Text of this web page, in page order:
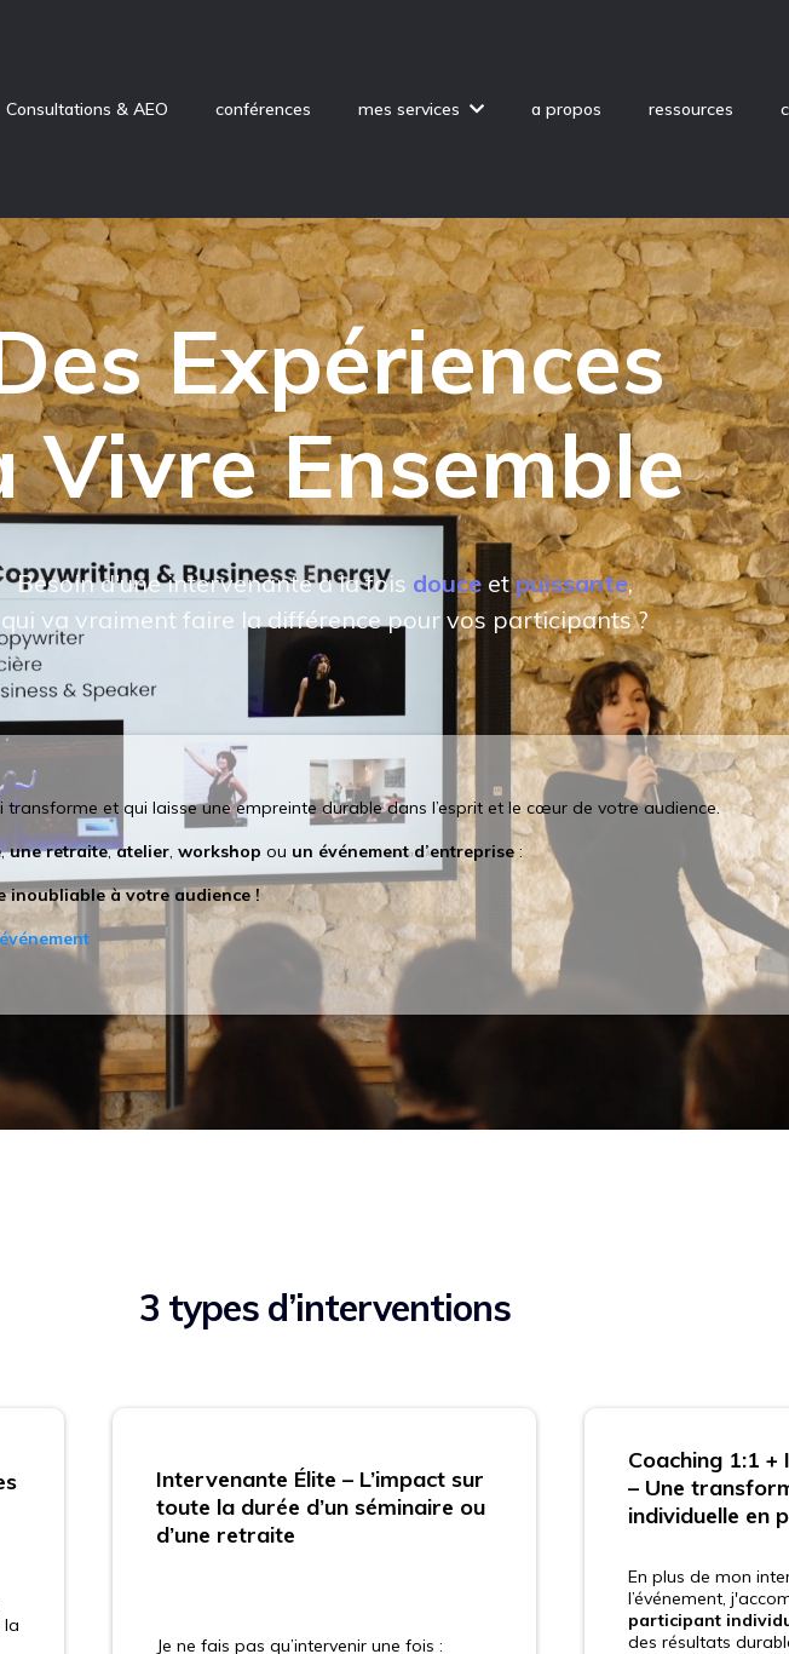
Consultations & AEO conférences mes services a propos ressources
Expériences
Vivre Ensemble
Besoin d'une intervenante à la fois douceetpuissante,
qui va vraiment faire la différence pour vos participants ?
transforme et qui laisse une empreinte durable dans l’esprit et le cœur de votre audience.
,une retraite,atelier, workshop ou un événement d’entreprise :
inoubliable à votre audience !
3 types d’interventions
la
Intervenante Élite – L’impact sur
toute la durée d’un séminaire ou
d’une retraite
Je ne fais pas qu’intervenir une fois :
Coaching 1:1
– Une
individuelle en
En plus de mon
l’événement,
participant
des résultats